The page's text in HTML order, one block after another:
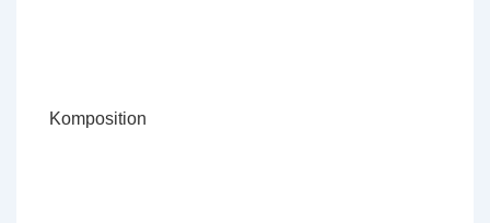
Komposition